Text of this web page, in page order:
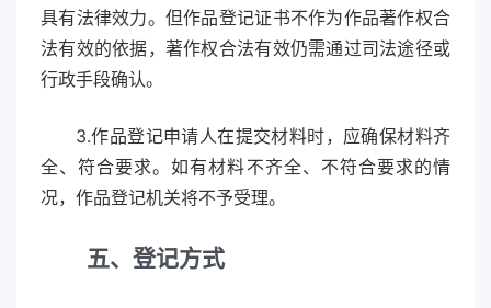
具有法律效力。但作品登记证书不作为作品著作权合
法有效的依据，著作权合法有效仍需通过司法途径或
行政手段确认。
3.作品登记申请人在提交材料时，应确保材料齐
全、符合要求。如有材料不齐全、不符合要求的情
况，作品登记机关将不予受理。
五、登记方式